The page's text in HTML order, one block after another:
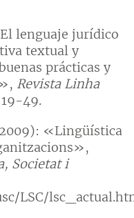
lenguaje jurídico
textual y
prácticas y
Revista Linha
49.
«Lingüística
Societat i
LSC/